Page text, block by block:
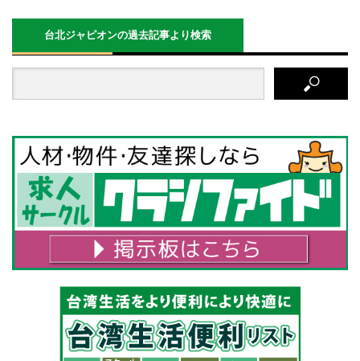
台北ジャピオンの過去記事より検索